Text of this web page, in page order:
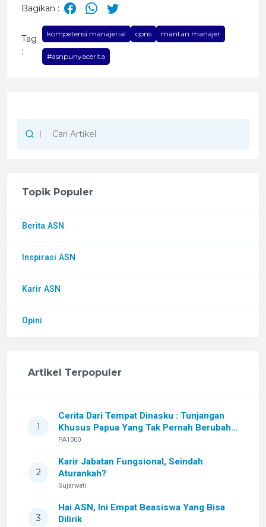
Bagikan :
Tag
:
kompetensi manajerial cpns mantan manajer
#asnpunyacerita
Topik Populer
Berita ASN
Inspirasi ASN
Karir ASN
Opini
Artikel Terpopuler
1
Cerita Dari Tempat Dinasku : Tunjangan
Khusus Papua Yang Tak Pernah Berubah
Setelah Sekian Lama
PA1000
2
Karir Jabatan Fungsional, Seindah
Aturankah?
Sujarwati
3
Hai ASN, Ini Empat Beasiswa Yang Bisa
Dilirik